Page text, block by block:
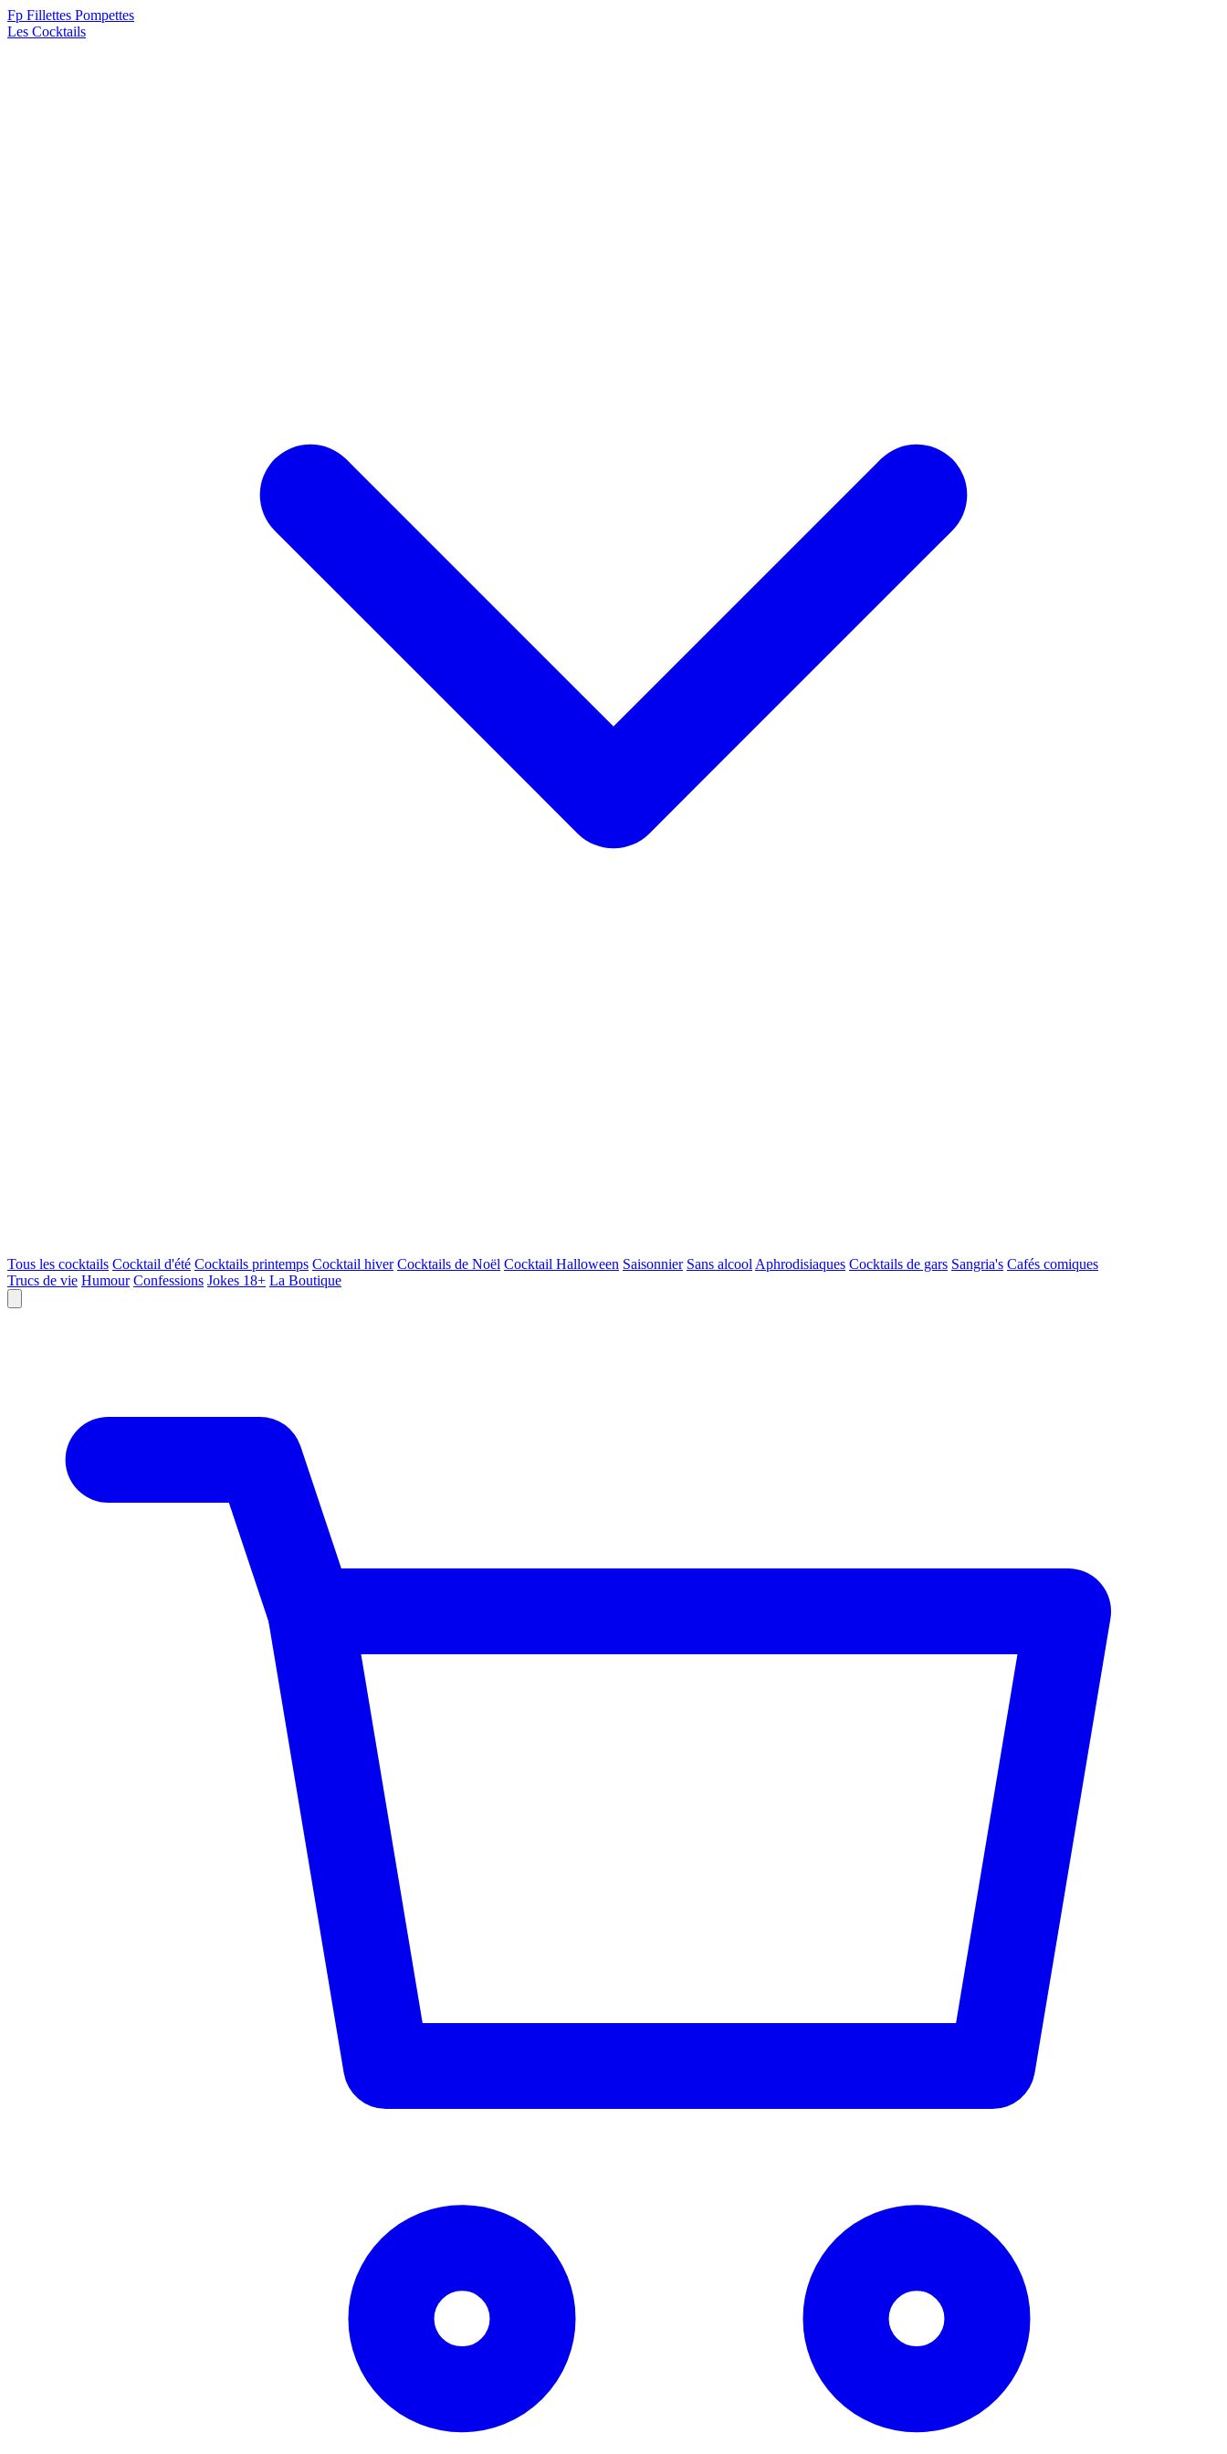
Fp Fillettes Pompettes
Les Cocktails
Tous les cocktails Cocktail d'été Cocktails printemps Cocktail hiver Cocktails de Noël Cocktail Halloween Saisonnier Sans alcool Aphrodisiaques Cocktails de gars Sangria's Cafés comiques
Trucs de vie Humour Confessions Jokes 18+ La Boutique